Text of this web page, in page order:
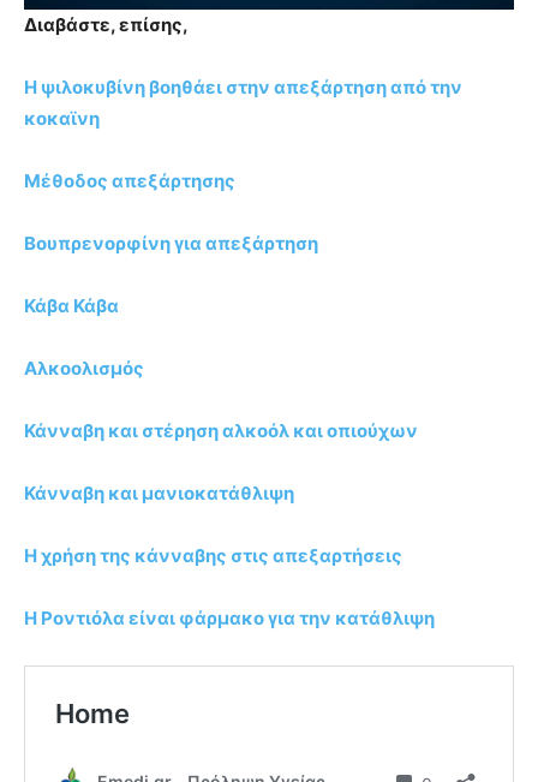
Διαβάστε, επίσης,
Η ψιλοκυβίνη βοηθάει στην απεξάρτηση από την
κοκαϊνη
Μέθοδος απεξάρτησης
Βουπρενορφίνη για απεξάρτηση
Κάβα Κάβα
Αλκοολισμός
Κάνναβη και στέρηση αλκοόλ και οπιούχων
Κάνναβη και μανιοκατάθλιψη
Η χρήση της κάνναβης στις απεξαρτήσεις
Η Ροντιόλα είναι φάρμακο για την κατάθλιψη